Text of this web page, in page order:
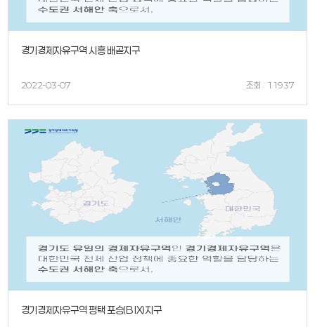
경기경제자유구역 시흥 배곧지구
2022-03-07 조회 : 11937
경기경제자유구역 평택 포승(BIX)지구